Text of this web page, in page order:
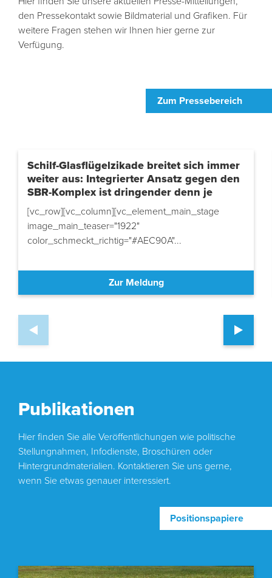
den Pressekontakt sowie Bildmaterial und Grafiken. Für
weitere Fragen stehen wir Ihnen hier gerne zur
Verfügung.
Zum Pressebereich
Zuckersteuer: Die Rechnung zahlt die
Land- und Ernährungswirtschaft mit
Arbeitsplatz- und Einkommensverlusten –
die Koalition selbst bezahlt es mit
verlorenem Wählervertrauen
Die ursprünglich diskutierte Zuckerabgabe scheint
Zur Meldung
Publikationen
Hier finden Sie alle Veröffentlichungen wie politische
Stellungnahmen, Infodienste, Broschüren oder
Hintergrundmaterialien. Kontaktieren Sie uns gerne,
wenn Sie etwas genauer interessiert.
Positionspapiere